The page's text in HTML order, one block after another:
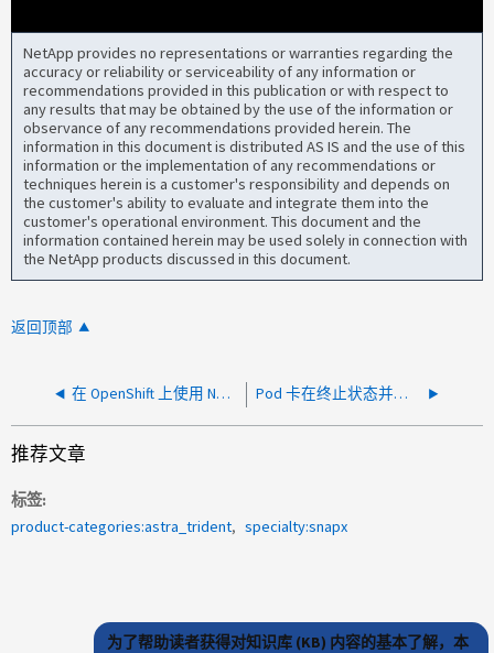
NetApp provides no representations or warranties regarding the
accuracy or reliability or serviceability of any information or
recommendations provided in this publication or with respect to
any results that may be obtained by the use of the information or
observance of any recommendations provided herein. The
information in this document is distributed AS IS and the use of this
information or the implementation of any recommendations or
techniques herein is a customer's responsibility and depends on
the customer's ability to evaluate and integrate them into the
customer's operational environment. This document and the
information contained herein may be used solely in connection with
the NetApp products discussed in this document.
返回顶部
在 OpenShift 上使用 NetApp Trident CSI 进行灾难恢复操作时，Pod 卡在终止状态或出现多重挂载错误 Pod 卡在终止状态并出现错误：由于超时导致 statfs 失败
推荐文章
标签
product-categories:astra_trident
specialty:snapx
为了帮助读者获得对知识库 (KB) 内容的基本了解，本